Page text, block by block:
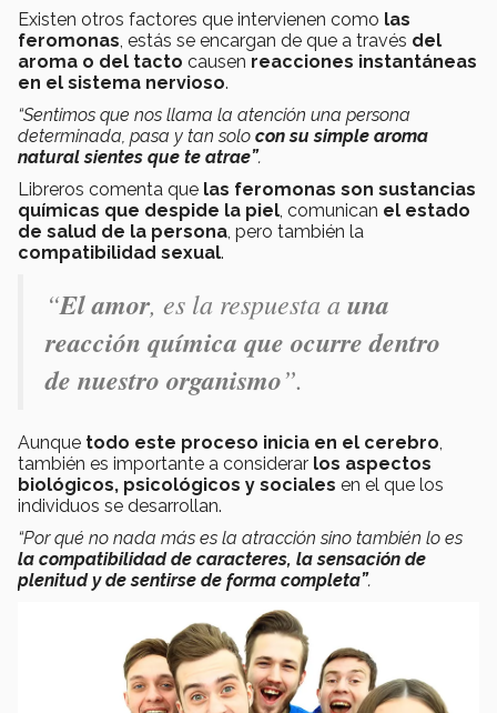
Existen otros factores que intervienen como las
feromonas, estás se encargan de que a través del
aroma o del tacto causen reacciones instantáneas
en el sistema nervioso.
“Sentimos que nos llama la atención una persona
determinada, pasa y tan solo con su simple aroma
natural sientes que te atrae”.
Libreros comenta que las feromonas son sustancias
químicas que despide la piel, comunican el estado
de salud de la persona, pero también la
compatibilidad sexual.
“El amor, es la respuesta auna
reacción química que ocurre dentro
de nuestro organismo”.
Aunque todo este proceso inicia en el cerebro,
también es importante a considerar los aspectos
biológicos, psicológicos y sociales en el que los
individuos se desarrollan.
“Por qué no nada más es la atracción sino también lo es
la compatibilidad de caracteres, la sensación de
plenitud y de sentirse de forma completa”.